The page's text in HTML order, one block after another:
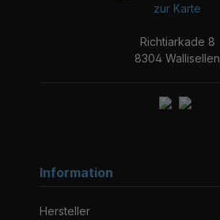
zur Karte
Richtiarkade 8
8304 Wallisellen
Information
Hersteller